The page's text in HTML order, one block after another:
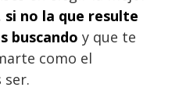
si no la que resulte
buscando y que te
como el
ser.